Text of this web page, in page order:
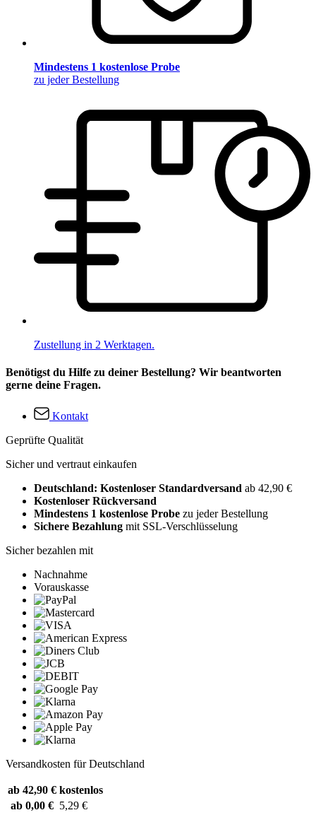
Mindestens 1 kostenlose Probe
zu jeder Bestellung
Zustellung in 2 Werktagen.
Benötigst du Hilfe zu deiner Bestellung? Wir beantworten
gerne deine Fragen.
Kontakt
Geprüfte Qualität
Sicher und vertraut einkaufen
Deutschland: Kostenloser Standardversand ab 42,90 €
Kostenloser Rückversand
Mindestens 1 kostenlose Probe zu jeder Bestellung
Sichere Bezahlung mit SSL-Verschlüsselung
Sicher bezahlen mit
Nachnahme
Vorauskasse
Versandkosten für Deutschland
ab 42,90 € kostenlos
ab 0,00 € 5,29 €